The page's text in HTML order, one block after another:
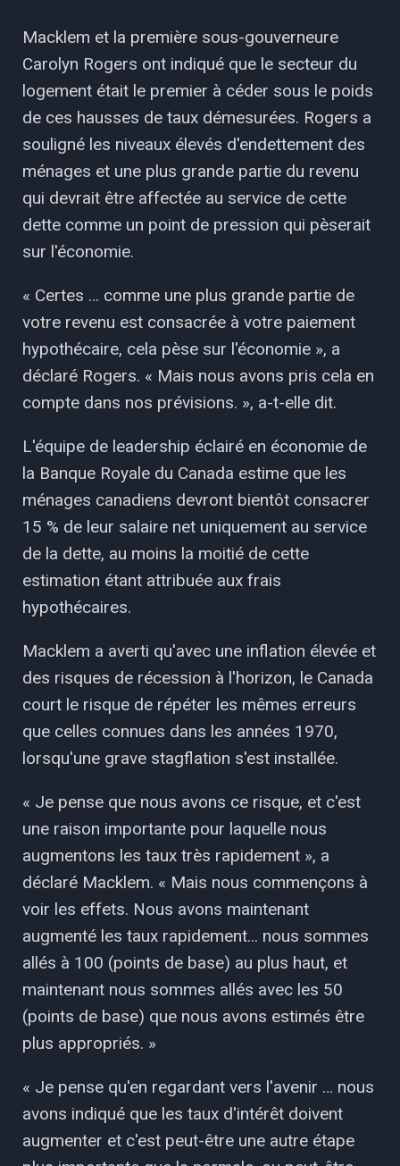
Macklem et la première sous-gouverneure
Carolyn Rogers ont indiqué que le secteur du
logement était le premier à céder sous le poids
de ces hausses de taux démesurées. Rogers a
souligné les niveaux élevés d'endettement des
ménages et une plus grande partie du revenu
qui devrait être affectée au service de cette
dette comme un point de pression qui pèserait
sur l'économie.
« Certes … comme une plus grande partie de
votre revenu est consacrée à votre paiement
hypothécaire, cela pèse sur l'économie », a
déclaré Rogers. « Mais nous avons pris cela en
compte dans nos prévisions. », a-t-elle dit.
L'équipe de leadership éclairé en économie de
la Banque Royale du Canada estime que les
ménages canadiens devront bientôt consacrer
15 % de leur salaire net uniquement au service
de la dette, au moins la moitié de cette
estimation étant attribuée aux frais
hypothécaires.
Macklem a averti qu'avec une inflation élevée et
des risques de récession à l'horizon, le Canada
court le risque de répéter les mêmes erreurs
que celles connues dans les années 1970,
lorsqu'une grave stagflation s'est installée.
« Je pense que nous avons ce risque, et c'est
une raison importante pour laquelle nous
augmentons les taux très rapidement », a
déclaré Macklem. « Mais nous commençons à
voir les effets. Nous avons maintenant
augmenté les taux rapidement… nous sommes
allés à 100 (points de base) au plus haut, et
maintenant nous sommes allés avec les 50
(points de base) que nous avons estimés être
plus appropriés. »
« Je pense qu'en regardant vers l'avenir … nous
avons indiqué que les taux d'intérêt doivent
augmenter et c'est peut-être une autre étape